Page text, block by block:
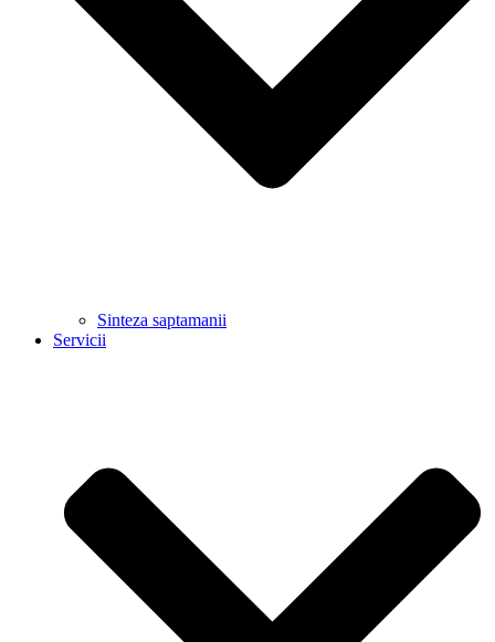
Sinteza saptamanii
Servicii